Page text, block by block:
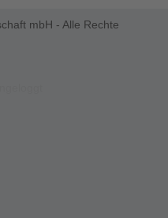
mbH - Alle Rechte